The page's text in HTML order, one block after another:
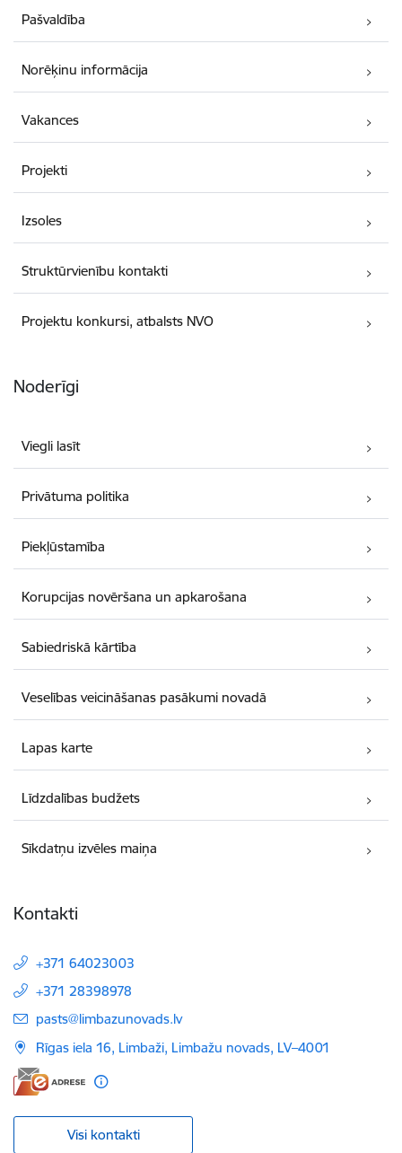
Pašvaldība
Norēķinu informācija
Vakances
Projekti
Izsoles
Struktūrvienību kontakti
Projektu konkursi, atbalsts NVO
Noderīgi
Viegli lasīt
Privātuma politika
Piekļūstamība
Korupcijas novēršana un apkarošana
Sabiedriskā kārtība
Veselības veicināšanas pasākumi novadā
Lapas karte
Līdzdalības budžets
Sīkdatņu izvēles maiņa
Kontakti
+371 64023003
+371 28398978
E-pasts:
pasts@limbazunovads.lv
Rīgas iela 16, Limbaži, Limbažu novads, LV–4001
Visi kontakti